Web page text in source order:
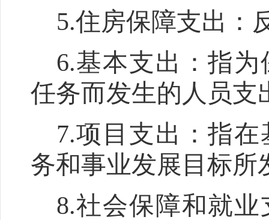
5.住房保障支出 ：
6.基本支出：指
任务而发生的人员支
7.项目支出：指
务和事业发展目标所
8.社会保障和就